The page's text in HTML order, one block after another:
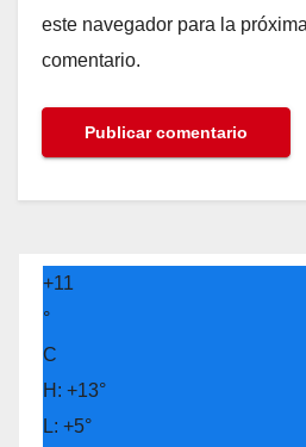
este navegador para la
comentario.
+11
°
C
H: +13°
L: +5°